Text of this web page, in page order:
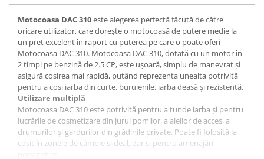
Motocoasa DAC 310este alegerea perfectă făcută de către
oricare utilizator, care dorește o motocoasă de putere medie la
un preț excelent în raport cu puterea pe care o poate oferi
Motocoasa DAC 310. Motocoasa DAC 310, dotată cu un motor în
2 timpi pe benzină de 2.5 CP, este ușoară, simplu de manevrat și
asigură cosirea mai rapidă, putând reprezenta unealta potrivită
pentru a cosi iarba din curte, buruienile, iarba deasă și rezistentă.
Utilizare multiplă
Motocoasa DAC 310este potrivită pentru a tunde iarba şi pentru
lucrările de cosmetizare din jurul pomilor, a aleilor de acces, a
drumurilor şi gardurilor din grădinile private. Poate fi folosită la
cosit în zonele de câmpie și deal, dar și pentru amenajări